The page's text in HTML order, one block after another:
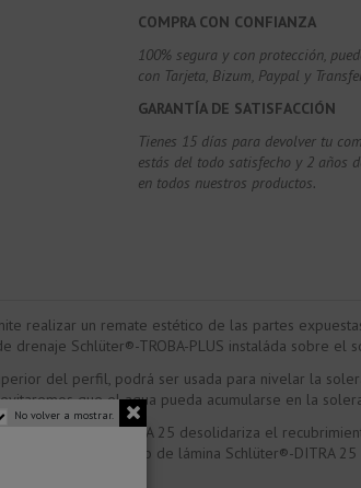
COMPRA CON CONFIANZA
100% segura y con protección,
con Tarjeta, Bizum, Paypal y
GARANTÍA DE SATISFACCIÓN
Tienes 15 días para devolver tu
estás del todo satisfecho y 2 años
en todos nuestros productos.
realizar un remate estético de las partes
Schlüter®-TROBA-PLUS instaláda sobre el
del perfil, podrá ser usada para nivelar la
que el agua pueda acumularse en la
Schlüter®-DITRA 25 desolidariza el
ver un ejemplo de lámina Schlüter®-DITRA 25
No volver a mostrar.